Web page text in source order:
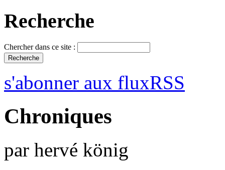
Recherche
Chercher dans ce site :
s'abonner aux fluxRSS
Chroniques
par hervé könig